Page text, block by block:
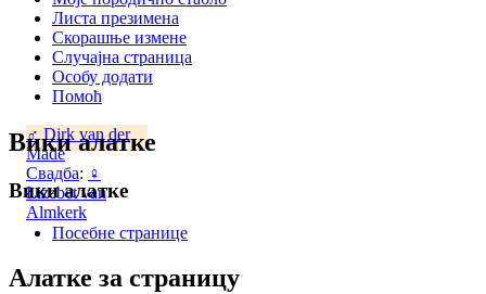
♂ Dirk van der
Made
Свадба: ♀
Lizebet van
Almkerk
Листа презимена
Скорашње измене
Случајна страница
Особу додати
Помоћ
Вики алатке
Вики алатке
Посебне странице
Алатке за страницу